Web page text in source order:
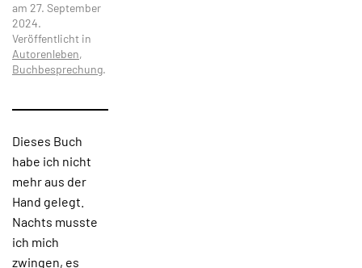
am 27. September
2024.
Veröffentlicht in
Autorenleben,
Buchbesprechung.
Dieses Buch
habe ich nicht
mehr aus der
Hand gelegt.
Nachts musste
ich mich
zwingen, es